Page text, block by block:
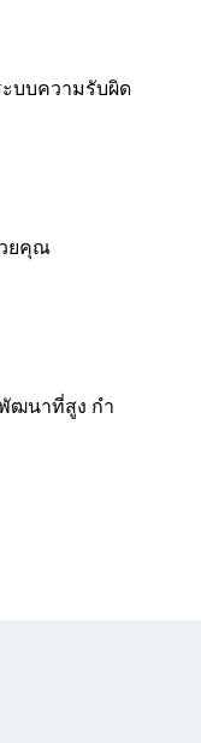
ะบบความรับผิด
วยคุณ
ฒนาที่สูง กํา